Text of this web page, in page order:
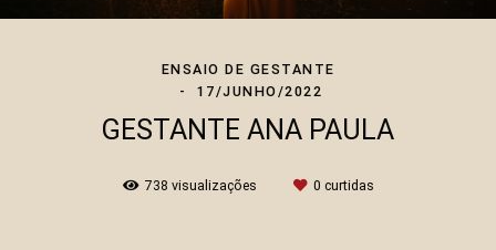
ENSAIO DE GESTANTE
17/JUNHO/2022
GESTANTE ANA PAULA
738 visualizações 0 curtidas